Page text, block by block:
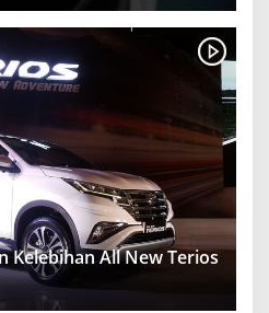
Kelebihan All New Terios